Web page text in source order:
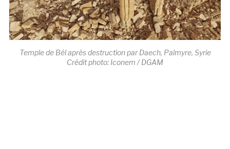
Temple de Bêl après destruction par Daech, Palmyre, Syrie
Crédit photo: Iconem / DGAM